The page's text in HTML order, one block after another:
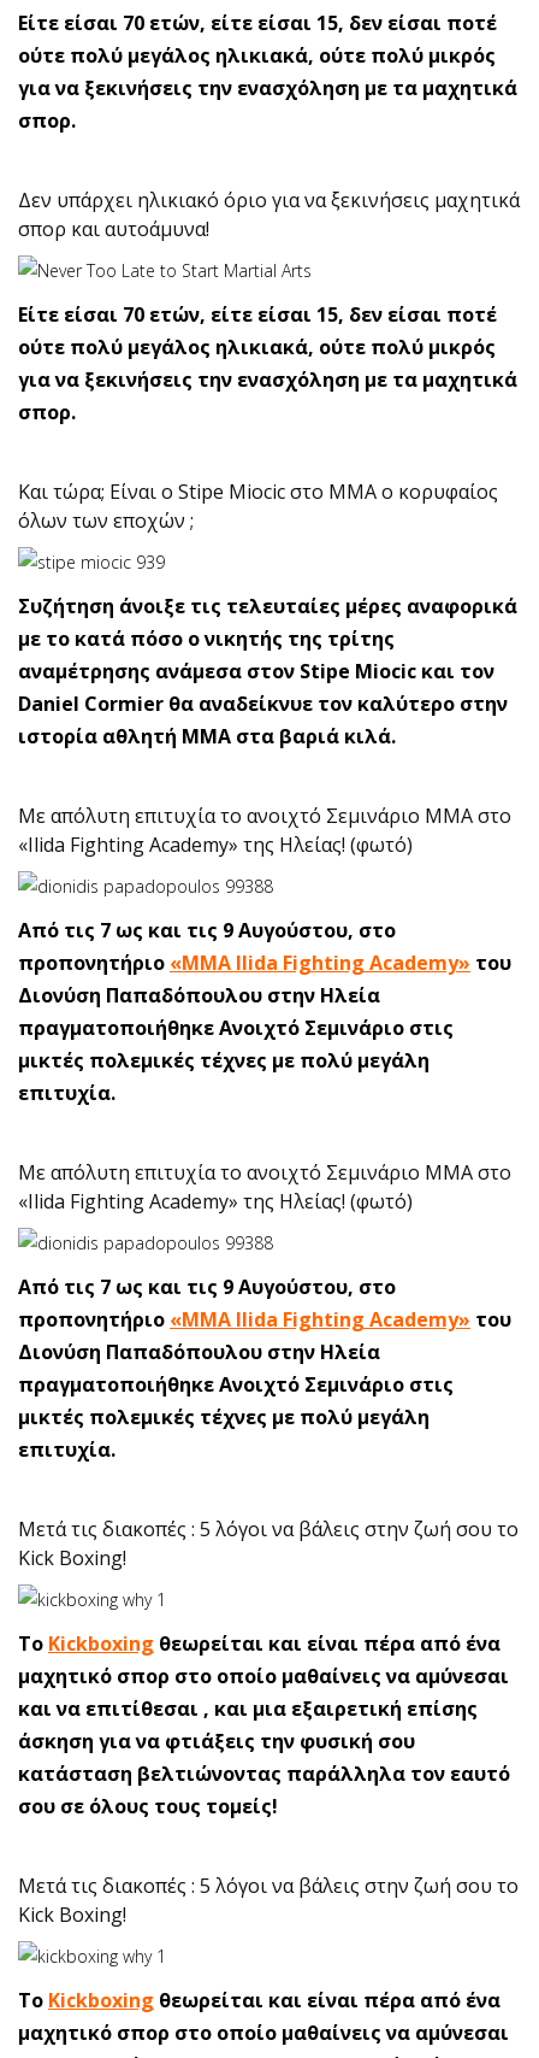
Είτε είσαι 70 ετών, είτε είσαι 15, δεν είσαι ποτέ
ούτε πολύ μεγάλος ηλικιακά, ούτε πολύ μικρός
για να ξεκινήσεις την ενασχόληση με τα μαχητικά
σπορ.
Δεν υπάρχει ηλικιακό όριο για να ξεκινήσεις μαχητικά
σπορ και αυτοάμυνα!
Είτε είσαι 70 ετών, είτε είσαι 15, δεν είσαι ποτέ
ούτε πολύ μεγάλος ηλικιακά, ούτε πολύ μικρός
για να ξεκινήσεις την ενασχόληση με τα μαχητικά
σπορ.
Και τώρα; Είναι ο Stipe Miocic στο ΜΜΑ ο κορυφαίος
όλων των εποχών ;
Συζήτηση άνοιξε τις τελευταίες μέρες αναφορικά
με το κατά πόσο ο νικητής της τρίτης
αναμέτρησης ανάμεσα στον Stipe Miocic και τον
Daniel Cormier θα αναδείκνυε τον καλύτερο στην
ιστορία αθλητή ΜΜΑ στα βαριά κιλά.
Με απόλυτη επιτυχία το ανοιχτό Σεμινάριο ΜΜΑ στο
«Ilida Fighting Academy» της Ηλείας! (φωτό)
Από τις 7 ως και τις 9 Αυγούστου, στο
προπονητήριο «MMA Ilida Fighting Academy» του
Διονύση Παπαδόπουλου στην Ηλεία
πραγματοποιήθηκε Ανοιχτό Σεμινάριο στις
μικτές πολεμικές τέχνες με πολύ μεγάλη
επιτυχία.
Με απόλυτη επιτυχία το ανοιχτό Σεμινάριο ΜΜΑ στο
«Ilida Fighting Academy» της Ηλείας! (φωτό)
Από τις 7 ως και τις 9 Αυγούστου, στο
προπονητήριο «MMA Ilida Fighting Academy» του
Διονύση Παπαδόπουλου στην Ηλεία
πραγματοποιήθηκε Ανοιχτό Σεμινάριο στις
μικτές πολεμικές τέχνες με πολύ μεγάλη
επιτυχία.
Μετά τις διακοπές : 5 λόγοι να βάλεις στην ζωή σου το
Kick Boxing!
Το Kickboxing θεωρείται και είναι πέρα από ένα
μαχητικό σπορ στο οποίο μαθαίνεις να αμύνεσαι
και να επιτίθεσαι , και μια εξαιρετική επίσης
άσκηση για να φτιάξεις την φυσική σου
κατάσταση βελτιώνοντας παράλληλα τον εαυτό
σου σε όλους τους τομείς!
Μετά τις διακοπές : 5 λόγοι να βάλεις στην ζωή σου το
Kick Boxing!
Το Kickboxing θεωρείται και είναι πέρα από ένα
μαχητικό σπορ στο οποίο μαθαίνεις να αμύνεσαι